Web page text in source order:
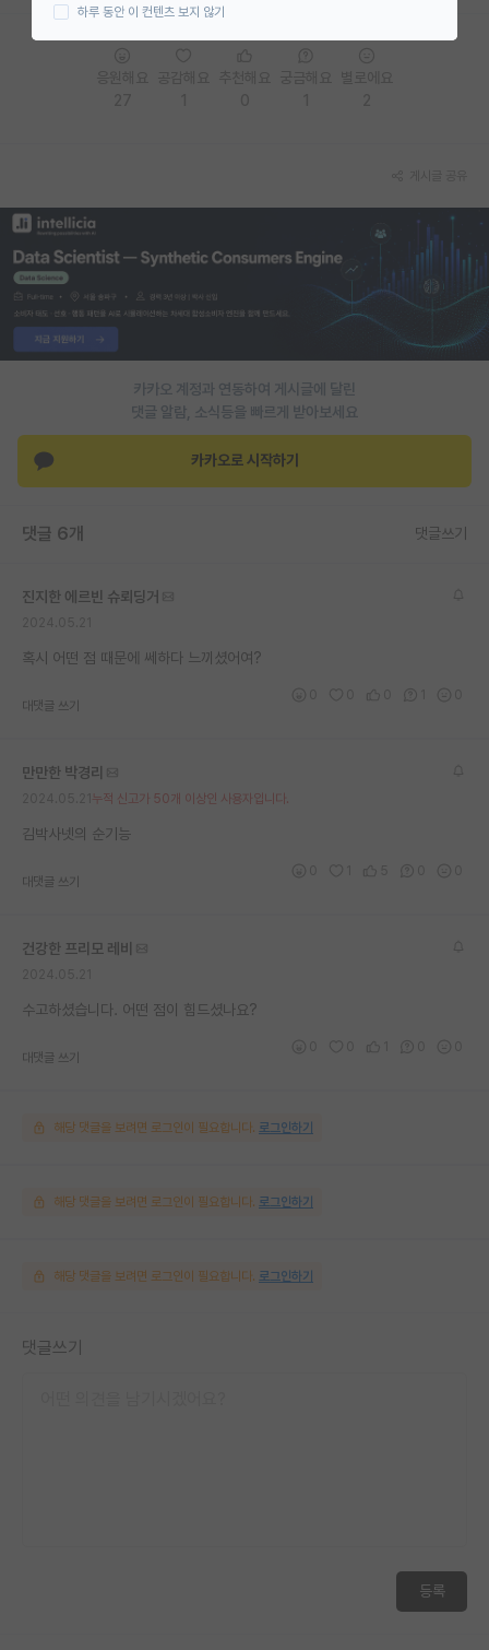
연구실(PI) 홍보 게시판
취업 게시판
임용 후기 게시판
PI 전용 게시판
인문사회 계열 게시판
특수/전문대학원 게시판
반도체/AI 게시판
학술 정보 게시판
커리어
유학교육
이벤트
재팬라운지 🌸
카카오 계정과 연동하여 게시글에 달린
댓글 알람, 소식등을 빠르게 받아보세요
카카오로 시작하기
댓글 6개 댓글쓰기
진지한 에르빈 슈뢰딩거
혹시 어떤 점 때문에 쎄하다 느끼셨어여?
대댓글 쓰기
만만한 박경리
누적 신고가 50개 이상인 사용자입니다.
김박사넷의 순기능
대댓글 쓰기
건강한 프리모 레비
수고하셨습니다. 어떤 점이 힘드셨나요?
대댓글 쓰기
해당 댓글을 보려면 로그인이 필요합니다. 로그인하기
해당 댓글을 보려면 로그인이 필요합니다. 로그인하기
해당 댓글을 보려면 로그인이 필요합니다. 로그인하기
댓글쓰기
등록
하루 동안 이 컨텐츠 보지 않기